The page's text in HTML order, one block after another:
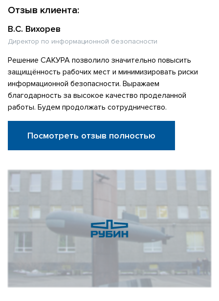
Отзыв клиента:
В.С. Вихорев
Директор по информационной безопасности
Решение САКУРА позволило значительно повысить
защищённость рабочих мест и минимизировать риски
информационной безопасности. Выражаем
благодарность за высокое качество проделанной
работы. Будем продолжать сотрудничество.
Посмотреть отзыв полностью